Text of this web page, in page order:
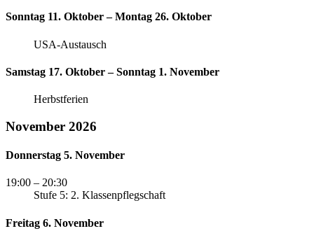
Sonntag 11. Oktober – Montag 26. Oktober
USA-Austausch
Samstag 17. Oktober – Sonntag 1. November
Herbstferien
November 2026
Donnerstag 5. November
19:00 – 20:30
Stufe 5: 2. Klassenpflegschaft
Freitag 6. November